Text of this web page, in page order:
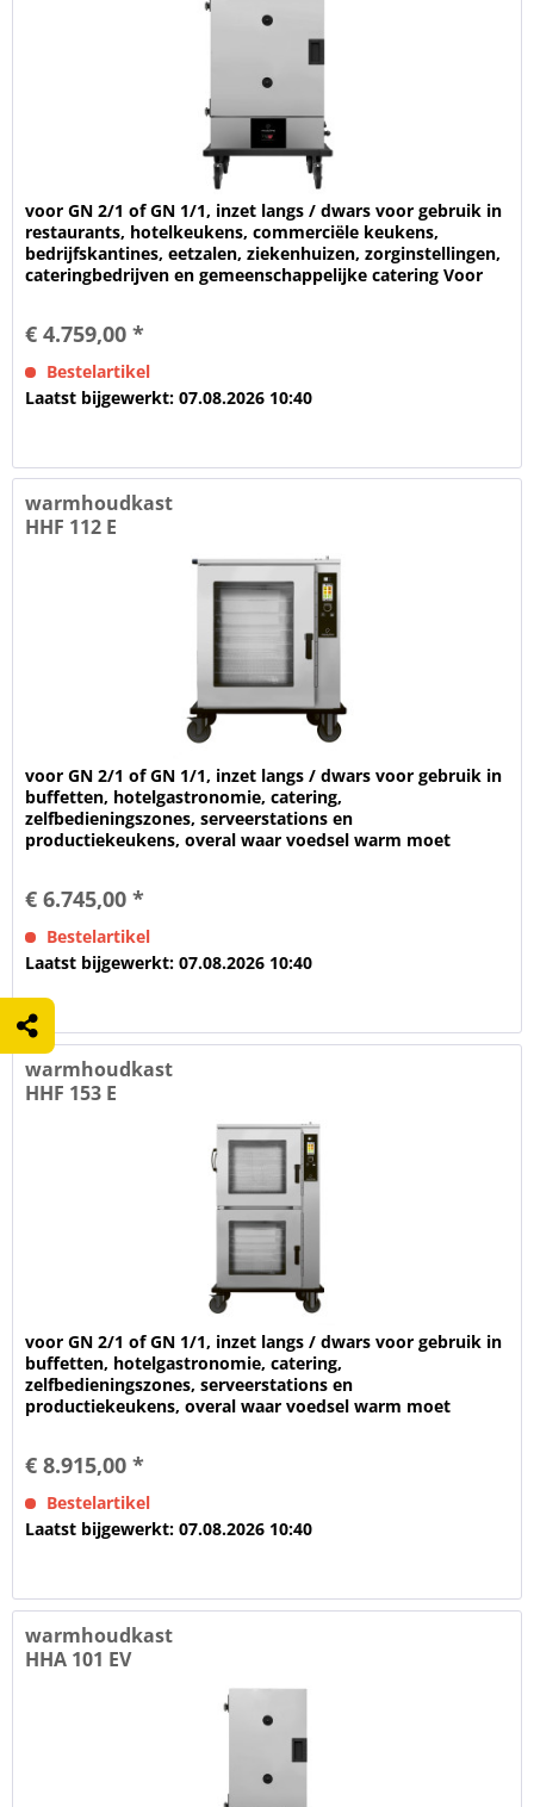
voor GN 2/1 of GN 1/1, inzet langs / dwars voor gebruik in
restaurants, hotelkeukens, commerciële keukens,
bedrijfskantines, eetzalen, ziekenhuizen, zorginstellingen,
cateringbedrijven en gemeenschappelijke catering Voor
€ 4.759,00 *
Bestelartikel
Laatst bijgewerkt: 07.08.2026 10:40
warmhoudkast
HHF 112 E
voor GN 2/1 of GN 1/1, inzet langs / dwars voor gebruik in
buffetten, hotelgastronomie, catering,
zelfbedieningszones, serveerstations en
productiekeukens, overal waar voedsel warm moet
€ 6.745,00 *
Bestelartikel
Laatst bijgewerkt: 07.08.2026 10:40
warmhoudkast
HHF 153 E
voor GN 2/1 of GN 1/1, inzet langs / dwars voor gebruik in
buffetten, hotelgastronomie, catering,
zelfbedieningszones, serveerstations en
productiekeukens, overal waar voedsel warm moet
€ 8.915,00 *
Bestelartikel
Laatst bijgewerkt: 07.08.2026 10:40
warmhoudkast
HHA 101 EV